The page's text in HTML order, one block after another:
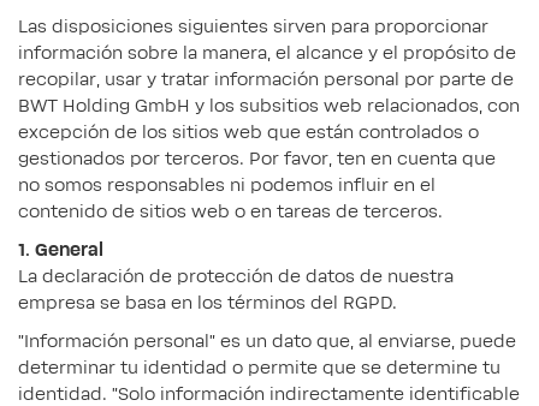
Las disposiciones siguientes sirven para proporcionar
información sobre la manera, el alcance y el propósito de
recopilar, usar y tratar información personal por parte de
BWT Holding GmbH y los subsitios web relacionados, con
excepción de los sitios web que están controlados o
gestionados por terceros. Por favor, ten en cuenta que
no somos responsables ni podemos influir en el
contenido de sitios web o en tareas de terceros.
1. General
La declaración de protección de datos de nuestra
empresa se basa en los términos del RGPD.
"Información personal" es un dato que, al enviarse, puede
determinar tu identidad o permite que se determine tu
identidad. "Solo información indirectamente identificable